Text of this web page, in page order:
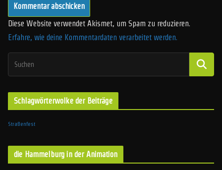
Diese Website verwendet Akismet, um Spam zu reduzieren.
Erfahre, wie deine Kommentardaten verarbeitet werden.
Schlagwörterwolke der Beiträge
Straßenfest
die Hammelburg in der Animation